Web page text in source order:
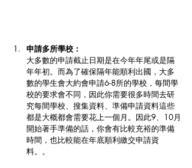
申請多所學校：
大多數的申請截止日期是在今年年尾或是隔
年年初。而為了確保隔年能順利出國，大多
數的學生會大約會申請6-8所的學校，每間學
校的要求會不同，因此你需要很多時間去研
究每間學校、搜集資料、準備申請資料這些
都是大概都會需要花上一個月。因此9、10月
開始著手準備的話，你會有比較充裕的準備
時間，也比較能在年底順利繳交申請資
料。。